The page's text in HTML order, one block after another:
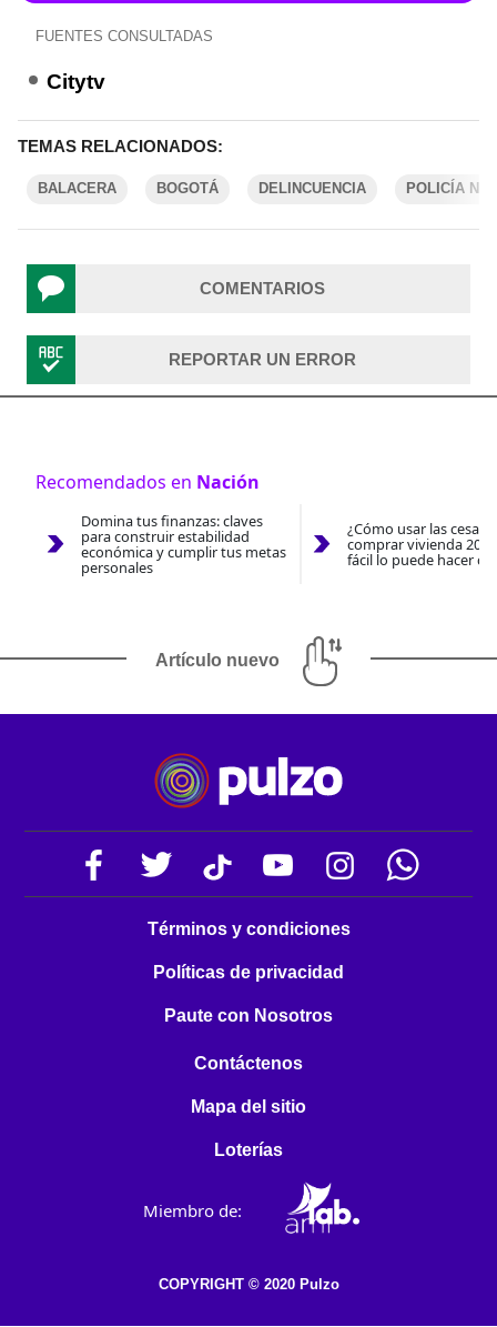
FUENTES CONSULTADAS
Citytv
TEMAS RELACIONADOS:
BALACERA BOGOTÁ DELINCUENCIA POLICÍA
COMENTARIOS
REPORTAR UN ERROR
Recomendados en Nación
Domina tus finanzas: claves
para construir estabilidad
económica y cumplir tus metas
personales
¿Cómo usar las
comprar vivienda
fácil lo puede hacer
Artículo nuevo
Términos y condiciones
Políticas de privacidad
Paute con Nosotros
Contáctenos
Mapa del sitio
Loterías
Miembro de:
COPYRIGHT © 2020 Pulzo